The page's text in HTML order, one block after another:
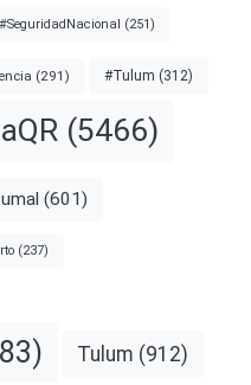
#SeguridadNacional (251)
(291) #Tulum (312)
(5466)
(601)
(237)
Tulum (912)